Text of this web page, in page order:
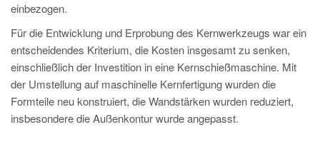
einbezogen.
Für die Entwicklung und Erprobung des Kernwerkzeugs war ein
entscheidendes Kriterium, die Kosten insgesamt zu senken,
einschließlich der Investition in eine Kernschießmaschine. Mit
der Umstellung auf maschinelle Kernfertigung wurden die
Formteile neu konstruiert, die Wandstärken wurden reduziert,
insbesondere die Außenkontur wurde angepasst.